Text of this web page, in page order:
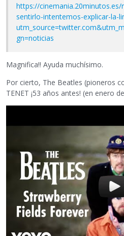
https://
sentirlo-intentemos-explicar-la-
gn=noticias
Magnifica!! Ayuda muchísimo.
Por cierto, The Beatles (pioneros
TENET ¡53 años antes! (en enero